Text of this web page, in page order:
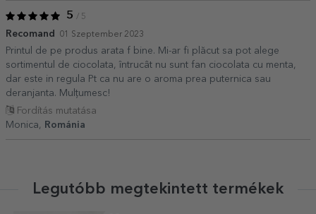
5 / 5
Recomand 01 Szeptember 2023
Printul de pe produs arata f bine. Mi-ar fi plăcut sa pot alege
sortimentul de ciocolata, întrucât nu sunt fan ciocolata cu menta,
dar este in regula Pt ca nu are o aroma prea puternica sau
deranjanta. Mulțumesc!
Fordítás mutatása
Monica,
Románia
Legutóbb megtekintett termékek